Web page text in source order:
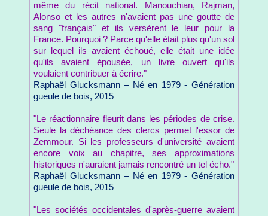
même du récit national. Manouchian, Rajman,
Alonso et les autres n'avaient pas une goutte de
sang "français" et ils versèrent le leur pour la
France. Pourquoi ? Parce qu'elle était plus qu'un sol
sur lequel ils avaient échoué, elle était une idée
qu'ils avaient épousée, un livre ouvert qu'ils
voulaient contribuer à écrire."
Raphaël Glucksmann – Né en 1979 - Génération
gueule de bois, 2015
"Le réactionnaire fleurit dans les périodes de crise.
Seule la déchéance des clercs permet l'essor de
Zemmour. Si les professeurs d'université avaient
encore voix au chapitre, ses approximations
historiques n'auraient jamais rencontré un tel écho."
Raphaël Glucksmann – Né en 1979 - Génération
gueule de bois, 2015
"Les sociétés occidentales d'après-guerre avaient